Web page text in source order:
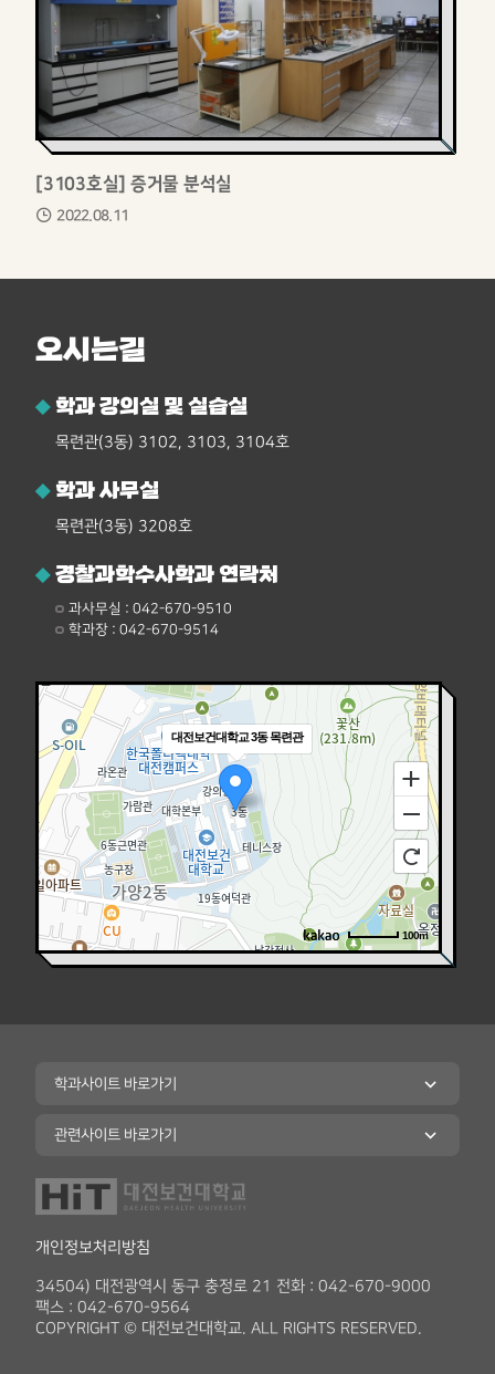
[3103호실] 증거물 분석실
2022.08.11
대전보건대학교 3동 목련관
100m
로드뷰 길찾기 지도 크게 보기
->
오시는길
학과 강의실 및 실습실
목련관(3동) 3102, 3103, 3104호
학과 사무실
목련관(3동) 3208호
경찰과학수사학과 연락처
과사무실 : 042-670-9510
학과장 : 042-670-9514
개인정보처리방침
34504) 대전광역시 동구 충정로 21 전화 : 042-670-9000
팩스 : 042-670-9564
COPYRIGHT © 대전보건대학교. ALL RIGHTS RESERVED.
학과사이트 바로가기
관련사이트 바로가기